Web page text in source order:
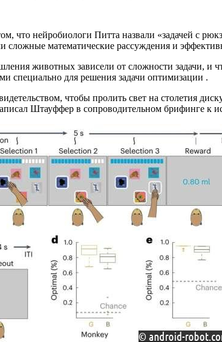
что нейробиологи Питта назвали «задачей с
сложные математические рассуждения и
животных зависели от сложности задачи,
специально для решения задачи оптимизации .
чтобы пролить свет на столетия
Штауффер в сопроводительном брифинге к